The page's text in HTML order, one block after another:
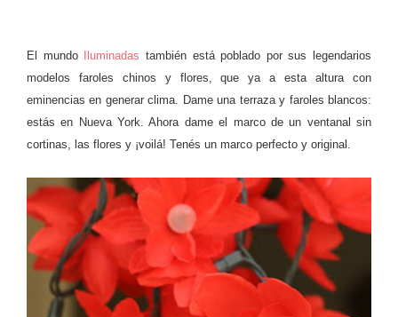
El mundo Iluminadas también está poblado por sus legendarios
modelos faroles chinos y flores, que ya a esta altura con
eminencias en generar clima. Dame una terraza y faroles blancos:
estás en Nueva York. Ahora dame el marco de un ventanal sin
cortinas, las flores y ¡voilá! Tenés un marco perfecto y original.